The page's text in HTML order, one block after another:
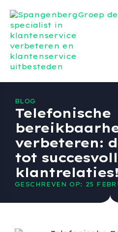
BLOG
Telefonische
verbeteren:
tot
klantrelaties!
GESCHREVEN OP: 25